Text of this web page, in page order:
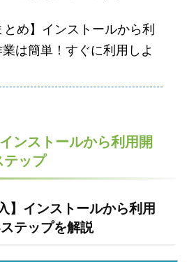
とめ】インストールから利
は簡単！すぐに利用しよ
ンストールから利用開
テップ
】インストールから利用
テップを解説